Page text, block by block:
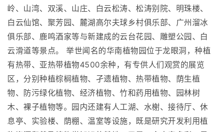
岭、山湾、双溪、山庄、白云松涛、松涛别院、明珠楼、
白云仙馆、聚芳园、麓湖高尔夫球乡村俱乐部、广州溜冰
俱乐部、鹿鸣酒家等与新建成的云台花园、雕塑公园、白
云滑道等景点。 举世闻名的华南植物园位于龙眼洞，种植
有热带、亚热带植物4500余种，有专供人们观赏的展览
区，分别种植棕榈植物、孑遗植物、热带植物、荫生植
物、防污绿化植物、经济植物、竹和药用植物、园林树
木、裸子植物等。园内还建有人工湖、水榭、接待厅、休
息亭、实验楼、荫棚、温室等设施，既是研究开发利用植